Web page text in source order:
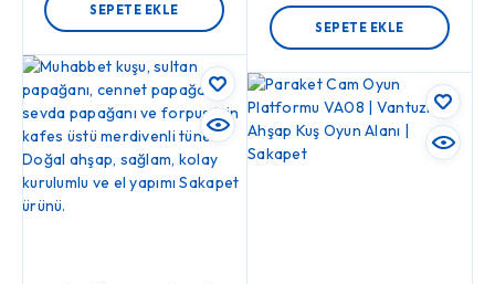
SEPETE EKLE
SEPETE EKLE